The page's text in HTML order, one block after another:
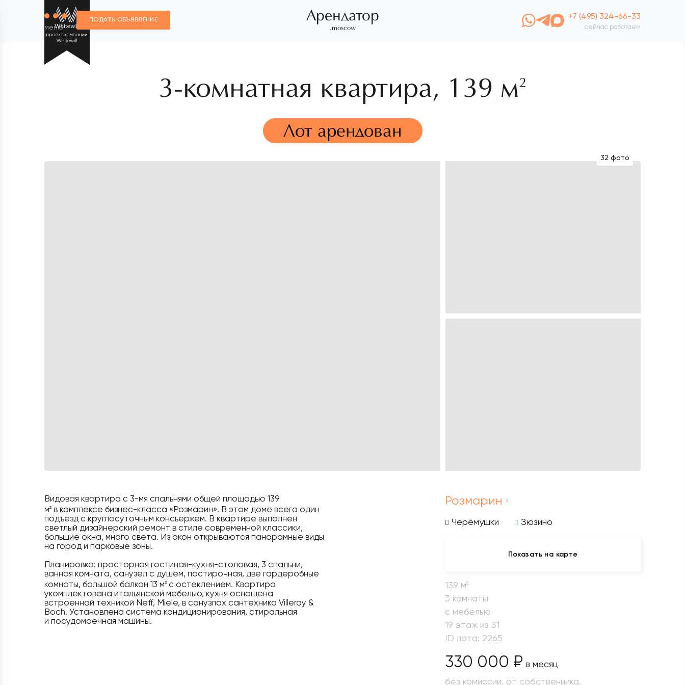
меню
ПОДАТЬ ОБЪЯВЛЕНИЕ Арендатор
.moscow
+7 (495) 324-66-33
сейчас работаем
3-комнатная квартира, 139 м2
Лот арендован
32 фото
Видовая квартира с 3-мя спальнями общей площадью 139
м2 в комплексе бизнес-класса «Розмарин». В этом доме всего один
подъезд с круглосуточным консьержем. В квартире выполнен
светлый дизайнерский ремонт в стиле современной классики,
большие окна, много света. Из окон открываются панорамные виды
на город и парковые зоны.
Планировка: просторная гостиная-кухня-столовая, 3 спальни,
ванная комната, санузел с душем, постирочная, две гардеробные
комнаты, большой балкон 13 м2 с остеклением. Квартира
укомплектована итальянской мебелью, кухня оснащена
встроенной техникой Neff, Miele, в санузлах сантехника Villeroy &
Boch. Установлена система кондиционирования, стиральная
и посудомоечная машины.
Розмарин
Черёмушки Зюзино
Показать на карте
139 м2
3 комнаты
с мебелью
19 этаж из 31
ID лота: 2265
330 000 ₽ в месяц
без комиссии, от собственника,